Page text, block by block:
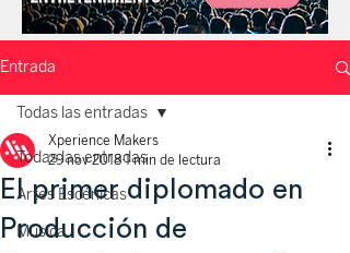
Entrada
Todas las entradas
Artes Escénicas
Música
Todas las entradas
El primer diplomado en
Producción de
Xperience Makers
29 nov 2018 1 min de lectura